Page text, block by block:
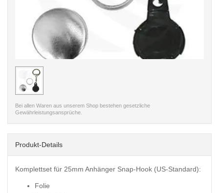
< /picture>
Bei allen Waren aus unserem Shop bestehen gesetzliche
Gewährleistungsansprüche.
Produkt-Details
Komplettset für 25mm Anhänger Snap-Hook (US-Standard):
Folie